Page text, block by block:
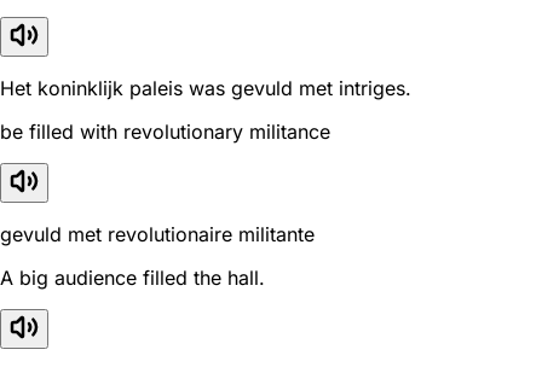
Het koninklijk paleis was gevuld met intriges.
be filled with revolutionary militance
gevuld met revolutionaire militante
A big audience filled the hall.